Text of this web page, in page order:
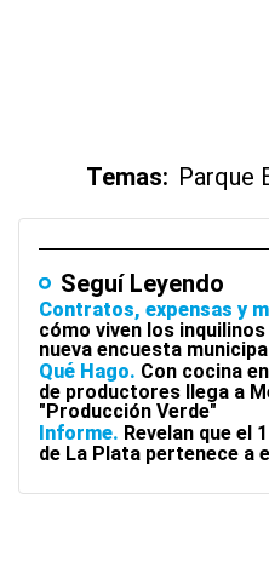
Temas: Parque
Seguí Leyendo
Contratos, expensas y
cómo viven los
nueva encuesta
Qué Hago Con cocina
de productores llega a
"Producción Verde"
Informe Revelan que el
de La Plata pertenece a